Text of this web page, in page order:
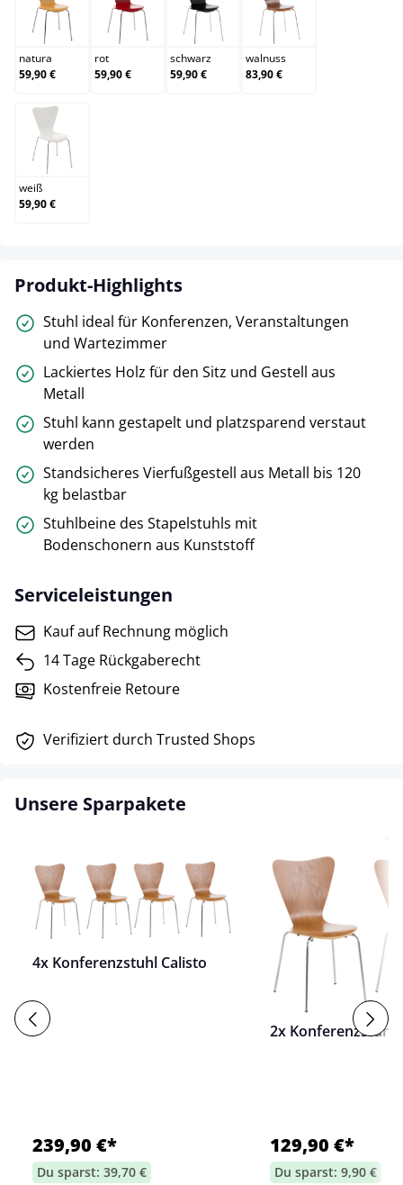
natura
natura
59,90 €
rot
rot
59,90 €
schwarz
schwarz
59,90 €
walnuss
walnuss
83,90 €
weiß
weiß
59,90 €
Produkt-Highlights
Stuhl ideal für Konferenzen, Veranstaltungen
und Wartezimmer
Lackiertes Holz für den Sitz und Gestell aus
Metall
Stuhl kann gestapelt und platzsparend verstaut
werden
Standsicheres Vierfußgestell aus Metall bis 120
kg belastbar
Stuhlbeine des Stapelstuhls mit
Bodenschonern aus Kunststoff
Serviceleistungen
Kauf auf Rechnung möglich
14 Tage Rückgaberecht
Kostenfreie Retoure
Verifiziert durch Trusted Shops
Unsere Sparpakete
4x Konferenzstuhl Calisto
239,90 €*
Du sparst: 39,70 €
2x Konferenzstuhl
129,90 €*
Du sparst: 9,90 €